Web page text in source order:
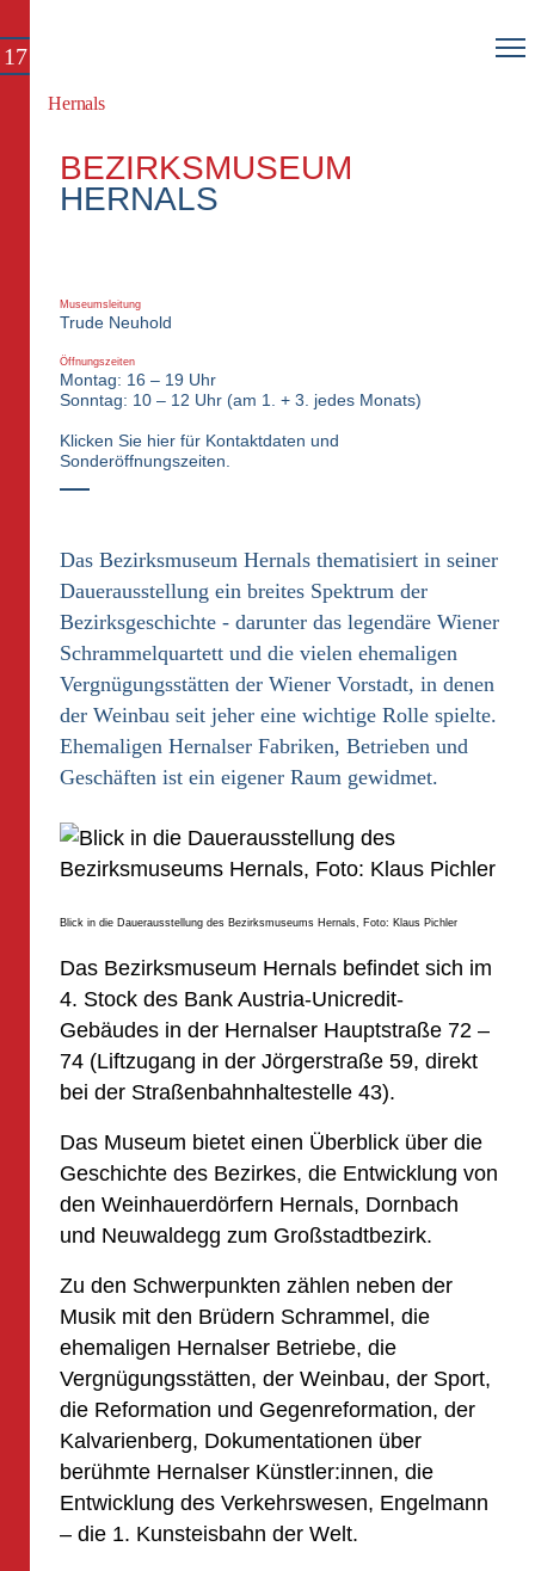
Hernals
17
BEZIRKSMUSEUM
HERNALS
Museumsleitung
Trude Neuhold
Öffnungszeiten
Montag: 16 – 19 Uhr
Sonntag: 10 – 12 Uhr (am 1. + 3. jedes Monats)
Klicken Sie hier für Kontaktdaten und
Sonderöffnungszeiten.
Das Bezirksmuseum Hernals thematisiert in seiner
Dauerausstellung ein breites Spektrum der
Bezirksgeschichte - darunter das legendäre Wiener
Schrammelquartett und die vielen ehemaligen
Vergnügungsstätten der Wiener Vorstadt, in denen
der Weinbau seit jeher eine wichtige Rolle spielte.
Ehemaligen Hernalser Fabriken, Betrieben und
Geschäften ist ein eigener Raum gewidmet.
Blick in die Dauerausstellung des Bezirksmuseums Hernals, Foto: Klaus Pichler
Das Bezirksmuseum Hernals befindet sich im
4. Stock des Bank Austria-Unicredit-
Gebäudes in der Hernalser Hauptstraße 72 –
74 (Liftzugang in der Jörgerstraße 59, direkt
bei der Straßenbahnhaltestelle 43).
Das Museum bietet einen Überblick über die
Geschichte des Bezirkes, die Entwicklung von
den Weinhauerdörfern Hernals, Dornbach
und Neuwaldegg zum Großstadtbezirk.
Zu den Schwerpunkten zählen neben der
Musik mit den Brüdern Schrammel, die
ehemaligen Hernalser Betriebe, die
Vergnügungsstätten, der Weinbau, der Sport,
die Reformation und Gegenreformation, der
Kalvarienberg, Dokumentationen über
berühmte Hernalser Künstler:innen, die
Entwicklung des Verkehrswesen, Engelmann
– die 1. Kunsteisbahn der Welt.